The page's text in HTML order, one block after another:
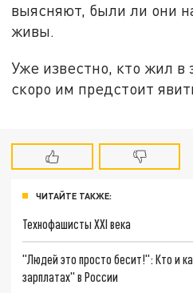
выясняют, были ли они
живы.
Уже известно, кто жил
скоро им предстоит
ЧИТАЙТЕ ТАКЖЕ:
Технофашисты XXI века
"Людей это просто бесит!": Кто и
зарплатах" в России